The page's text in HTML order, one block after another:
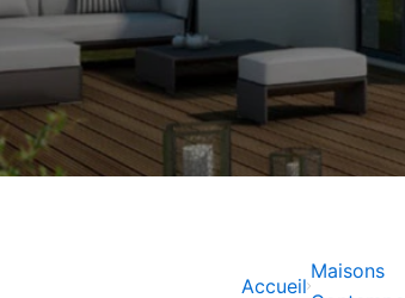
Accueil
Maisons